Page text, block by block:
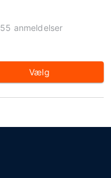
55 anmeldelser
Vælg